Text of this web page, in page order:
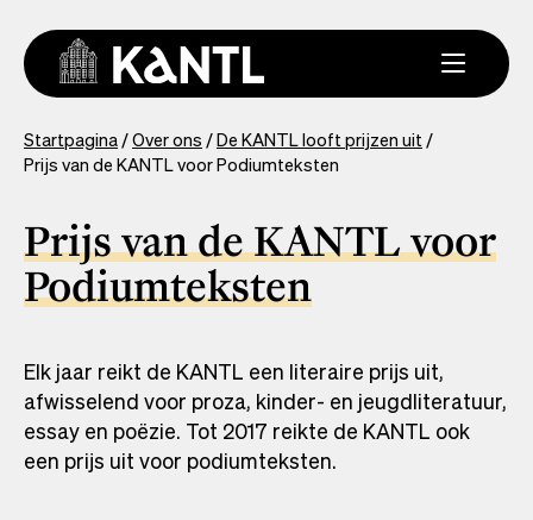
naar
inhoud
gaan
You
are
Startpagina Over ons De KANTL looft prijzen uit
Prijs van de KANTL voor Podiumteksten
Prijs van de KANTL voor
Podiumteksten
Elk jaar reikt de KANTL een literaire prijs uit,
afwisselend voor proza, kinder- en jeugdliteratuur,
essay en poëzie. Tot 2017 reikte de KANTL ook
een prijs uit voor podiumteksten.